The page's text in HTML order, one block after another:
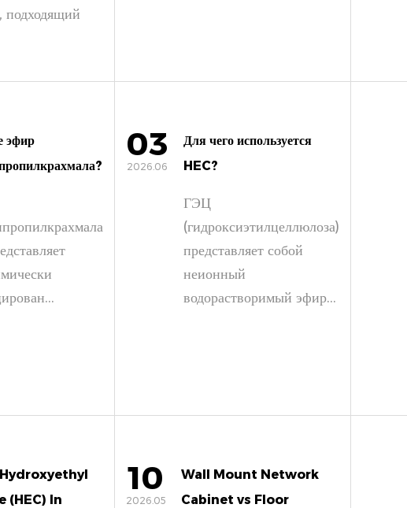
подходящий
эфир
03
2026.06
Для чего используется
HEC?
ГЭЦ
(гидроксиэтилцеллюлоза)
представляет собой
неионный
водорастворимый эфир...
(HEC) In
10
2026.05
Wall Mount Network
Cabinet vs Floor